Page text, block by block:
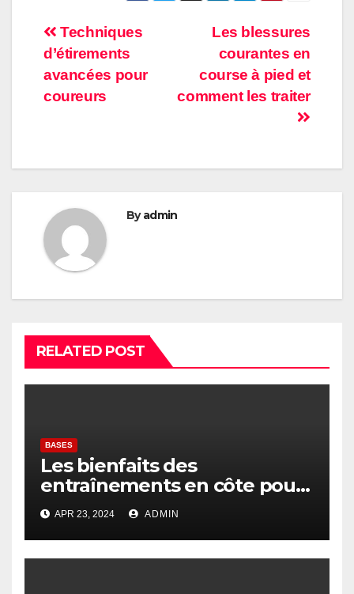
Post
navigation
Les blessures
courantes en
course à pied et
comment les traiter
Techniques
d’étirements
avancées pour
coureurs
Byadmin
RELATED POST
BASES
Les bienfaits des
entraînements en côte pour
les coureurs
APR 23, 2024 ADMIN